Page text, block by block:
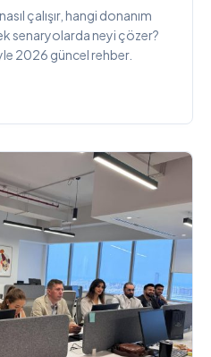
çalışır, hangi donanım
senaryolarda neyi çözer?
2026 güncel rehber.